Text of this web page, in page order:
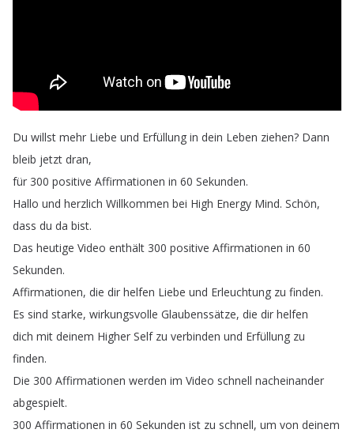
Du willst mehr Liebe und Erfüllung in dein Leben ziehen? Dann
bleib jetzt dran,
für 300 positive Affirmationen in 60 Sekunden.
Hallo und herzlich Willkommen bei High Energy Mind. Schön,
dass du da bist.
Das heutige Video enthält 300 positive Affirmationen in 60
Sekunden.
Affirmationen, die dir helfen Liebe und Erleuchtung zu finden.
Es sind starke, wirkungsvolle Glaubenssätze, die dir helfen
dich mit deinem Higher Self zu verbinden und Erfüllung zu
finden.
Die 300 Affirmationen werden im Video schnell nacheinander
abgespielt.
300 Affirmationen in 60 Sekunden ist zu schnell, um von deinem